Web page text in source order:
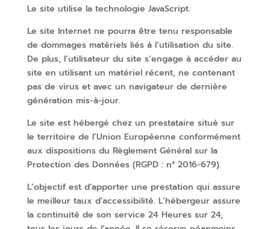
Le site utilise la technologie JavaScript.
Le site Internet ne pourra être tenu responsable
de dommages matériels liés à l’utilisation du site.
De plus, l’utilisateur du site s’engage à accéder au
site en utilisant un matériel récent, ne contenant
pas de virus et avec un navigateur de dernière
génération mis-à-jour.
Le site est hébergé chez un prestataire situé sur
le territoire de l’Union Européenne conformément
aux dispositions du Règlement Général sur la
Protection des Données (RGPD : n° 2016-679)
L’objectif est d’apporter une prestation qui assure
le meilleur taux d’accessibilité. L’hébergeur assure
la continuité de son service 24 Heures sur 24,